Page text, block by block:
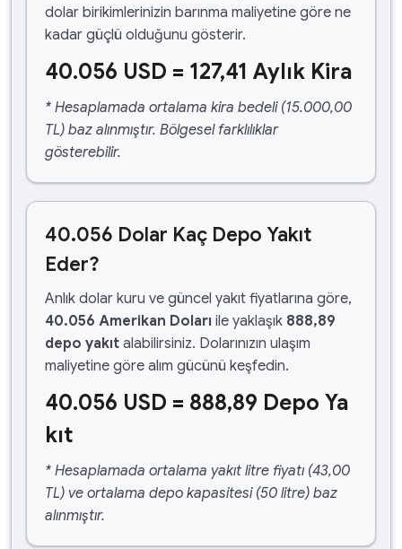
dolar birikimlerinizin barınma maliyetine göre ne
kadar güçlü olduğunu gösterir.
40.056 USD = 127,41 Aylık Kira
* Hesaplamada ortalama kira bedeli (15.000,00
TL) baz alınmıştır. Bölgesel farklılıklar
gösterebilir.
40.056 Dolar Kaç Depo Yakıt
Eder?
Anlık dolar kuru ve güncel yakıt fiyatlarına göre,
40.056 Amerikan Doları ile yaklaşık 888,89
depo yakıt alabilirsiniz. Dolarınızın ulaşım
maliyetine göre alım gücünü keşfedin.
40.056 USD = 888,89 Depo Ya
kıt
* Hesaplamada ortalama yakıt litre fiyatı (43,00
TL) ve ortalama depo kapasitesi (50 litre) baz
alınmıştır.